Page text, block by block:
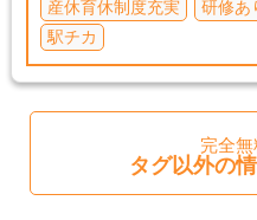
産休育休制度充実
研修あ
駅チカ
完全
タグ以外の